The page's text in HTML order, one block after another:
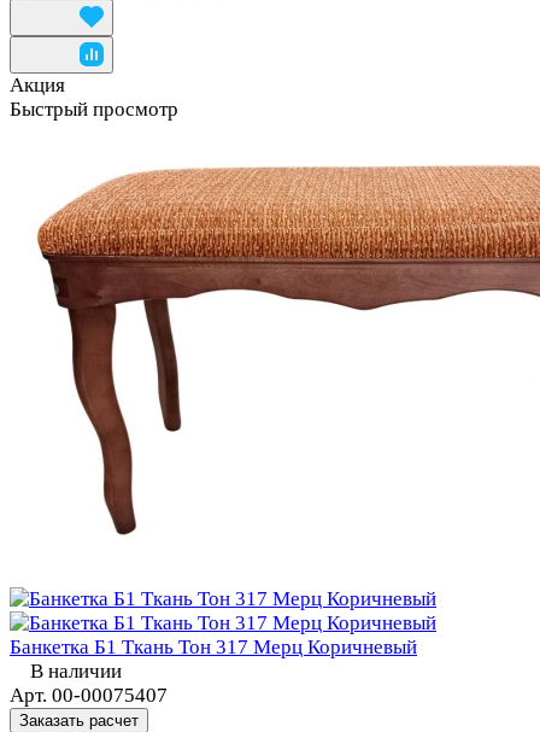
Акция
Быстрый просмотр
Банкетка Б1 Ткань Тон 317 Мерц Коричневый
В наличии
Арт. 00-00075407
Заказать расчет